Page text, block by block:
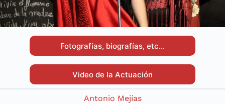
Fotografías, biografías, etc…
Video de la Actuación
Antonio Mejías